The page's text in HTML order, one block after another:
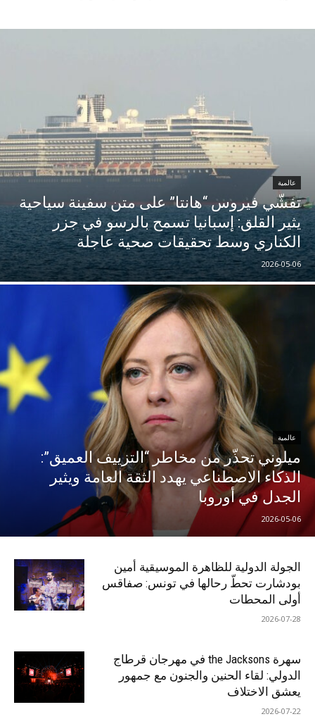
عالمية
تفشّي فيروس “هانتا” على متن سفينة سياحية
يثير القلق: إسبانيا تسمح بالرسو في جزر
الكناري وسط تحقيقات صحية عاجلة
2026-05-06
عالمية
ميلوني تحذّر من مخاطر “التزييف العميق”:
الذكاء الاصطناعي يهدد الثقة العامة ويثير
الجدل في أوروبا
2026-05-06
الجولة الدولية للظاهرة الموسيقية أمين
بودشارت تحطّ رحالها في تونس: صفاقس
أولى المحطات
2026-07-28
سهرة the Jacksons في مهرجان قرطاج
الدولي: لقاء الحنين والجنون مع جمهور
يعشق الاختلاف
2026-07-22